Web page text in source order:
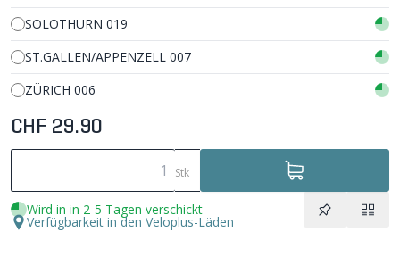
SOLOTHURN 019
ST.GALLEN/APPENZELL 007
ZÜRICH 006
CHF 29.90
Stk
Wird in in 2-5 Tagen verschickt
Verfügbarkeit in den Veloplus-Läden